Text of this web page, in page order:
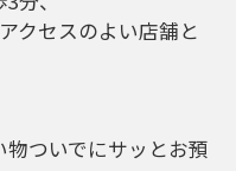
クセスのよい店舗と
物ついでにサッとお預